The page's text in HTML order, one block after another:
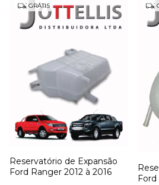
GRÁTIS
Reservatório de Expansão
Ford Ranger 2012 à 2016